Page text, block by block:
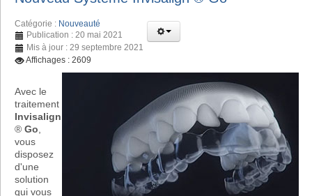
Catégorie : Nouveauté
Publication : 20 mai 2021
Mis à jour : 29 septembre 2021
Affichages : 2609
Avec le
traitement
Invisalign
® Go
vous
disposez
d'une
solution
qui vous